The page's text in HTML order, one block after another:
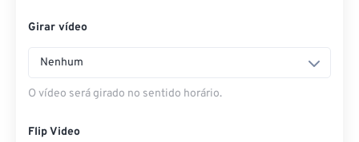
Girar vídeo
Nenhum
O vídeo será girado no sentido horário.
Flip Video